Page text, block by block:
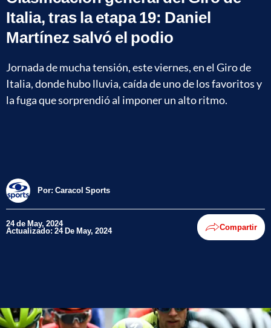
Italia, tras la etapa 19: Daniel
Martínez salvó el podio
Jornada de mucha tensión, este viernes, en el Giro de
Italia, donde hubo lluvia, caída de uno de los favoritos y
la fuga que sorprendió al imponer un alto ritmo.
Por: Caracol Sports
24 de May, 2024
Actualizado: 24 De May, 2024 Compartir